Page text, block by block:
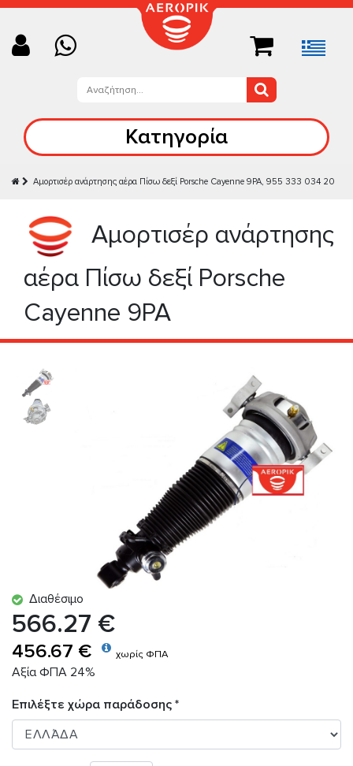
Κατηγορία
Αμορτισέρ ανάρτησης αέρα Πίσω δεξί Porsche Cayenne 9PA, 955 333 034 20
Αμορτισέρ ανάρτησης
αέρα Πίσω δεξί Porsche
Cayenne 9PA
Διαθέσιμο
566.27 €
456.67 € χωρίς ΦΠΑ
Αξία ΦΠΑ 24%
Επιλέξτε χώρα παράδοσης *